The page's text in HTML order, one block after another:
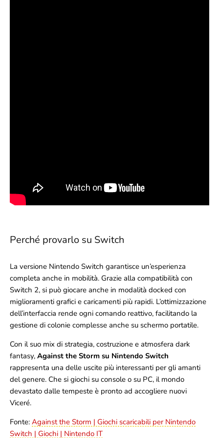
Perché provarlo su Switch
La versione Nintendo Switch garantisce un’esperienza
completa anche in mobilità. Grazie alla compatibilità con
Switch 2, si può giocare anche in modalità docked con
miglioramenti grafici e caricamenti più rapidi. L’ottimizzazione
dell’interfaccia rende ogni comando reattivo, facilitando la
gestione di colonie complesse anche su schermo portatile.
Con il suo mix di strategia, costruzione e atmosfera dark
fantasy, Against the Storm su Nintendo Switch
rappresenta una delle uscite più interessanti per gli amanti
del genere. Che si giochi su console o su PC, il mondo
devastato dalle tempeste è pronto ad accogliere nuovi
Viceré.
Fonte: Against the Storm | Giochi scaricabili per Nintendo
Switch | Giochi | Nintendo IT